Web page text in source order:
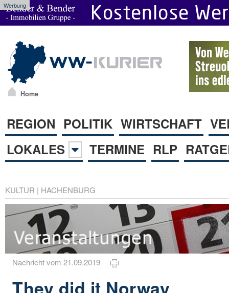
Werbung
Home
REGION POLITIK WIRTSCHAFT
LOKALES
TERMINE RLP
KULTUR | HACHENBURG
Nachricht vom 21.09.2019
They did it Norway